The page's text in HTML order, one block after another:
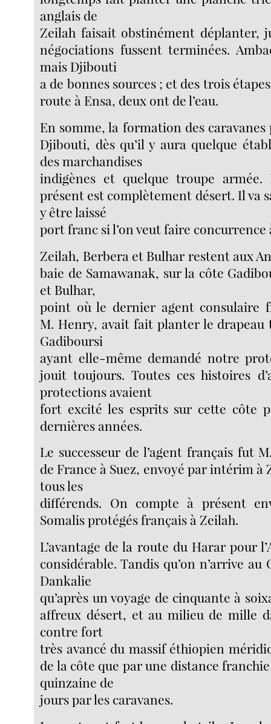
anglais de
Zeilah faisait obstinément déplanter,
négociations fussent terminées.
mais Djibouti
a de bonnes sources ; et des trois
route à Ensa, deux ont de l’eau.
En somme, la formation des caravanes
Djibouti, dès qu’il y aura quelque
des marchandises
indigènes et quelque troupe armée.
présent est complètement désert. Il va
y être laissé
port franc si l’on veut faire concurrence
Zeilah, Berbera et Bulhar restent aux
baie de Samawanak, sur la côte
et Bulhar,
point où le dernier agent consulaire
M. Henry, avait fait planter le
Gadiboursi
ayant elle-même demandé notre
jouit toujours. Toutes ces histoires
protections avaient
fort excité les esprits sur cette côte
dernières années.
Le successeur de l’agent français fut
de France à Suez, envoyé par intérim à
tous les
différends. On compte à présent
Somalis protégés français à Zeilah.
L’avantage de la route du Harar pour
considérable. Tandis qu’on n’arrive
Dankalie
qu’après un voyage de cinquante à
affreux désert, et au milieu de mille
contre fort
très avancé du massif éthiopien
de la côte que par une distance
quinzaine de
jours par les caravanes.